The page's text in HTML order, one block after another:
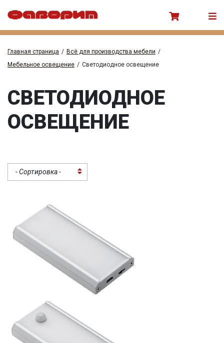
Главная страница / Всё для производства мебели /
Мебельное освещение / Светодиодное освещение
СВЕТОДИОДНОЕ
ОСВЕЩЕНИЕ
- Сортировка -
БЕСПРОВОДНОЙ СВЕТОДИОДНЫЙ СВЕТИЛЬНИК COMA
IR (ЗАРЯДКА ЧЕРЕЗ USB-ПОРТ), ПРОВОД USB, IP20, 1W
Распродажа 30%